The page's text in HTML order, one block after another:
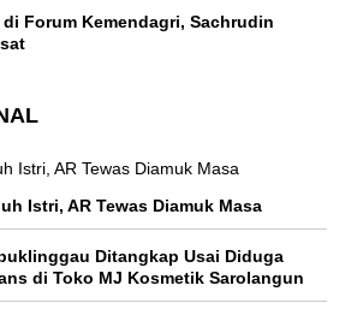
Forum Kemendagri, Sachrudin
Istri, AR Tewas Diamuk Masa
Ditangkap Usai Diduga
di Toko MJ Kosmetik Sarolangun